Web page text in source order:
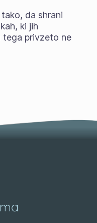
da shrani
ki jih
tega privzeto ne